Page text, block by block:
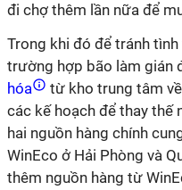
đi chợ thêm lần nữa để
Trong khi đó để tránh
trường hợp bão làm gián
hóa
từ kho trung tâm
các kế hoạch để thay thế
hai nguồn hàng chính
WinEco ở Hải Phòng và
thêm nguồn hàng từ